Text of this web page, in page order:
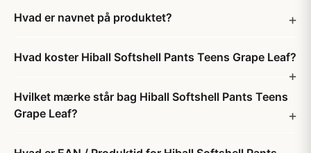
Hvad er navnet på produktet?
Hvad koster Hiball Softshell Pants Teens Grape Leaf?
Hvilket mærke står bag Hiball Softshell Pants Teens
Grape Leaf?